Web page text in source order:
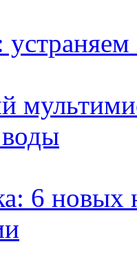
6 новых